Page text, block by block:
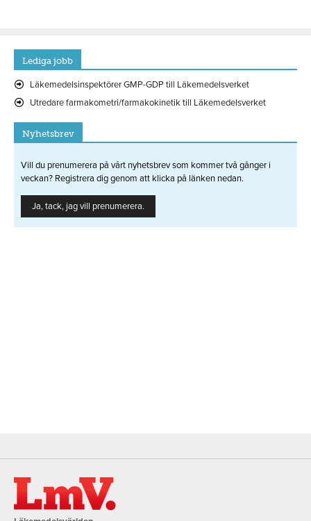
Lediga jobb
Läkemedelsinspektörer GMP-GDP till Läkemedelsverket
Utredare farmakometri/farmakokinetik till Läkemedelsverket
Nyhetsbrev
Vill du prenumerera på vårt nyhetsbrev som kommer två gånger i
veckan? Registrera dig genom att klicka på länken nedan.
Ja, tack, jag vill prenumerera.